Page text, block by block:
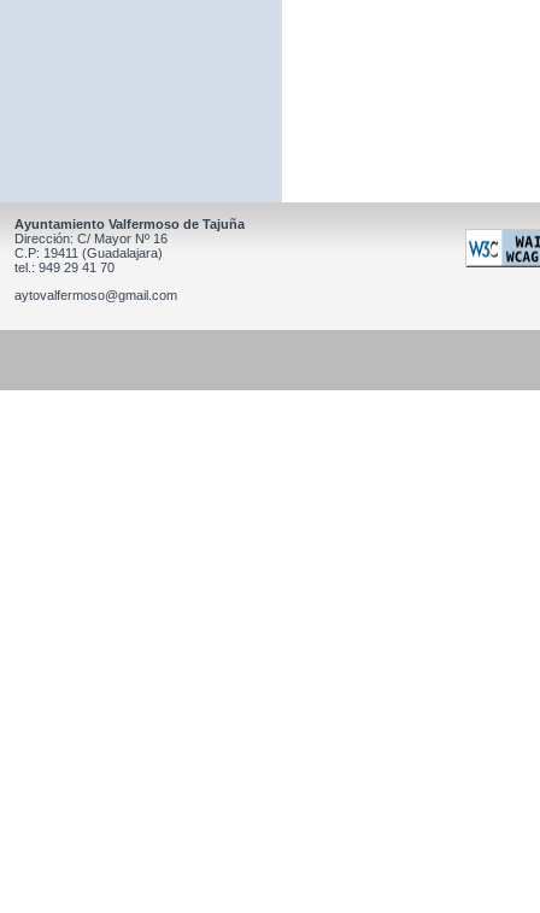
Ayuntamiento Valfermoso de Tajuña
Dirección: C/ Mayor Nº 16
C.P: 19411 (Guadalajara)
tel.: 949 29 41 70
aytovalfermoso@gmail.com